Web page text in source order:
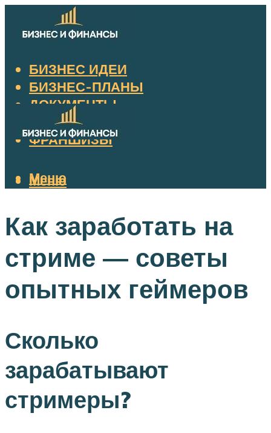
БИЗНЕС ИДЕИ
БИЗНЕС-ПЛАНЫ
ДОКУМЕНТЫ
НАЛОГИ
ФРАНШИЗЫ
Меню
Меню
Как заработать на
стриме — советы
опытных геймеров
Сколько
зарабатывают
стримеры?